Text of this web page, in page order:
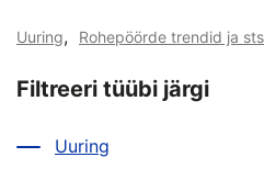
Uuring, Rohepöörde trendid ja
Filtreeri tüübi järgi
Uuring